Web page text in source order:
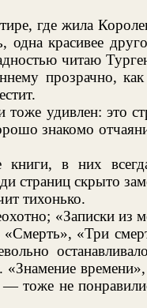
где жила
красивее
читаю
прозрачно,
удивлен: это
знакомо
в них
страниц скрыто
тихонько.
«Записки из
«Три
«Знамение
тоже не